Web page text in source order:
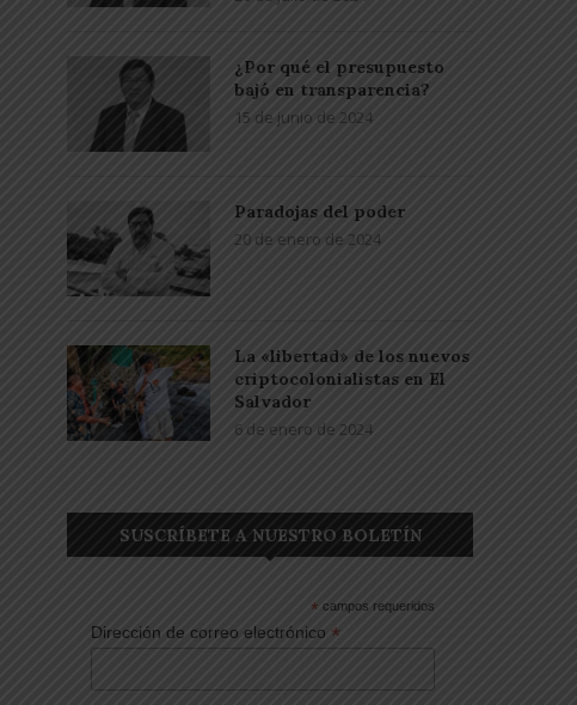
¿Por qué el presupuesto
bajó en transparencia?
15 de junio de 2024
Paradojas del poder
20 de enero de 2024
La «libertad» de los nuevos
criptocolonialistas en El
Salvador
6 de enero de 2024
SUSCRÍBETE A NUESTRO BOLETÍN
* campos requeridos
Dirección de correo electrónico *